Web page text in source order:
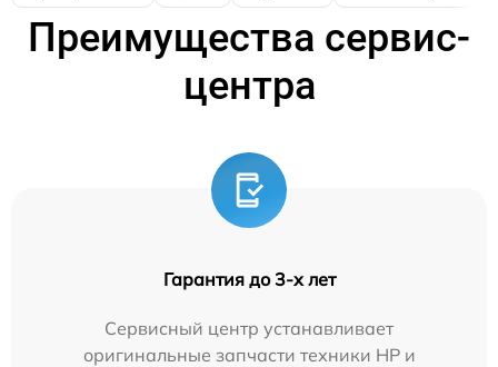
Преимущества сервис-
центра
Гарантия до 3-х лет
Сервисный центр устанавливает
оригинальные запчасти техники HP и